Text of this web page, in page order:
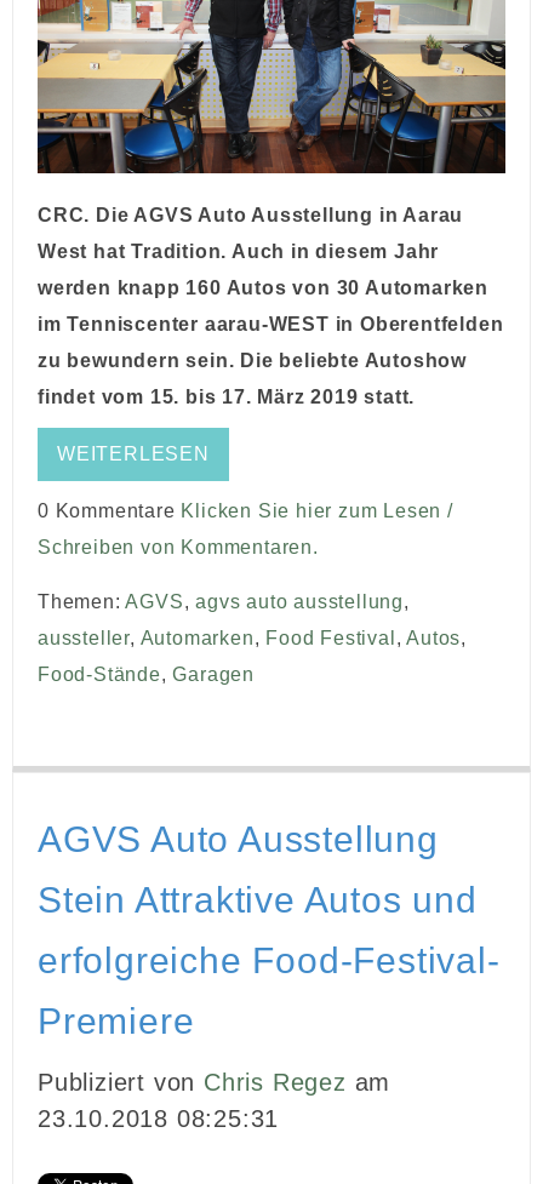
CRC. Die AGVS Auto Ausstellung in Aarau
West hat Tradition. Auch in diesem Jahr
werden knapp 160 Autos von 30 Automarken
im Tenniscenter aarau-WEST in Oberentfelden
zu bewundern sein. Die beliebte Autoshow
findet vom 15. bis 17. März 2019 statt.
WEITERLESEN
0 Kommentare Klicken Sie hier zum Lesen /
Schreiben von Kommentaren.
Themen:AGVS,agvs auto ausstellung,
aussteller, Automarken, Food Festival ,Autos,
Food-Stände,Garagen
AGVS Auto Ausstellung
Stein Attraktive Autos und
erfolgreiche Food-Festival-
Premiere
Publiziert von Chris Regez am
23.10.2018 08:25:31